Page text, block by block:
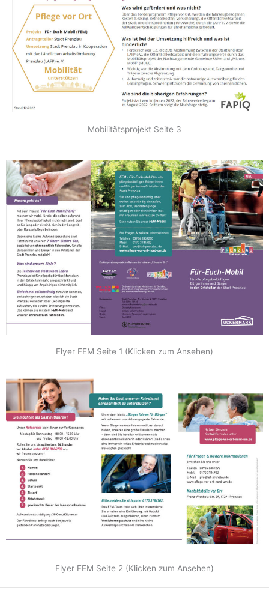
Mobilitätsprojekt Seite 3
Flyer FEM Seite 1 (Klicken zum Ansehen)
Flyer FEM Seite 2 (Klicken zum Ansehen)